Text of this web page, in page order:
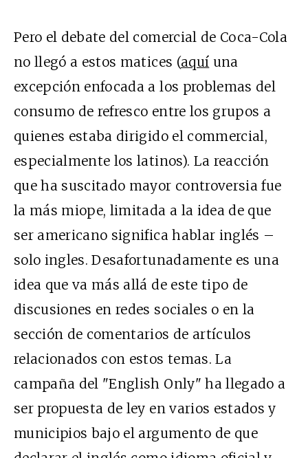
Pero el debate del comercial de Coca-Cola
no llegó a estos matices (aquí una
excepción enfocada a los problemas del
consumo de refresco entre los grupos a
quienes estaba dirigido el commercial,
especialmente los latinos). La reacción
que ha suscitado mayor controversia fue
la más miope, limitada a la idea de que
ser americano significa hablar inglés –
solo ingles. Desafortunadamente es una
idea que va más allá de este tipo de
discusiones en redes sociales o en la
sección de comentarios de artículos
relacionados con estos temas. La
campaña del "English Only" ha llegado a
ser propuesta de ley en varios estados y
municipios bajo el argumento de que